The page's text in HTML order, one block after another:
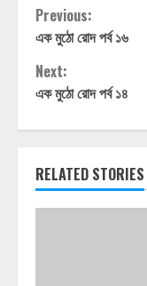
Continue
Reading
Previous:
এক মুঠো রোদ পর্ব ১৬
Next:
এক মুঠো রোদ পর্ব ১৪
RELATED STORIES